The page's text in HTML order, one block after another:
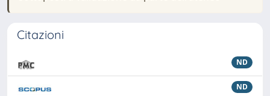
Citazioni
ND
ND